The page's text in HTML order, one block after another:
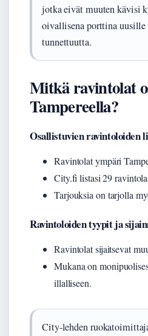
jotka eivät muuten kävisi
oivallisena porttina
tunnettuutta.
Mitkä ravintolat
Tampereella?
Osallistuvien ravintoloiden
Ravintolat ympäri
City.fi listasi 29
Tarjouksia on tarjolla
Ravintoloiden tyypit ja
Ravintolat sijaitsevat
Mukana on
illalliseen.
City-lehden